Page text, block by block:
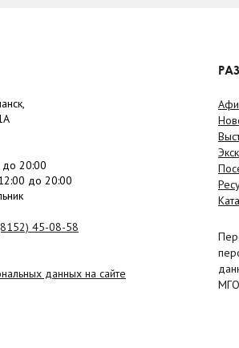
до 20:00
до 20:00
45-08-58
данных на сайте